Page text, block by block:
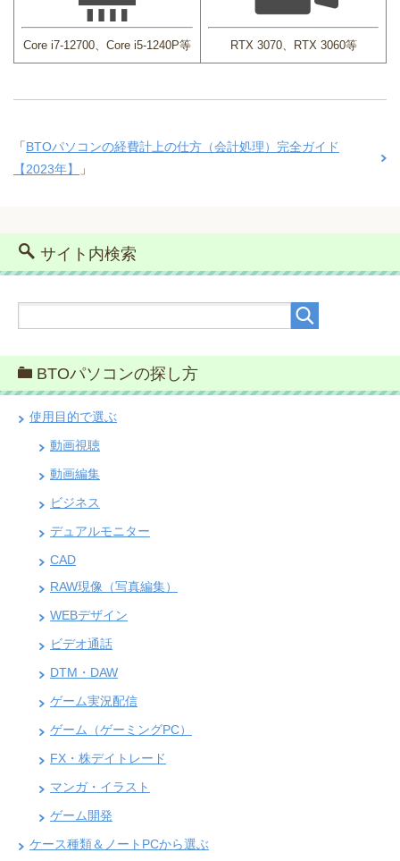
Core i7-12700、Core i5-1240P等 RTX 3070、RTX 3060等
「BTOパソコンの経費計上の仕方（会計処理）完全ガイド
【2023年】
」
サイト内検索
BTOパソコンの探し方
使用目的で選ぶ
動画視聴
動画編集
ビジネス
デュアルモニター
CAD
RAW現像（写真編集）
WEBデザイン
ビデオ通話
DTM・DAW
ゲーム実況配信
ゲーム（ゲーミングPC）
FX・株デイトレード
マンガ・イラスト
ゲーム開発
ケース種類＆ノートPCから選ぶ